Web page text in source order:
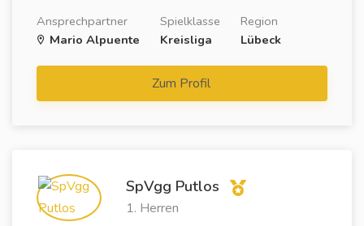
Ansprechpartner
Mario Alpuente
Spielklasse
Kreisliga
Region
Lübeck
Zum Profil
SpVgg Putlos
1. Herren